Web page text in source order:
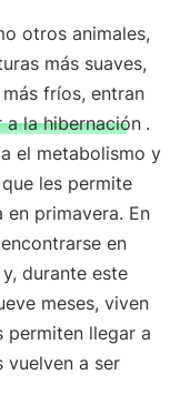
otros animales,
más suaves,
fríos, entran
a la hibernación .
el metabolismo y
les permite
primavera. En
en
durante este
meses, viven
permiten llegar a
vuelven a ser